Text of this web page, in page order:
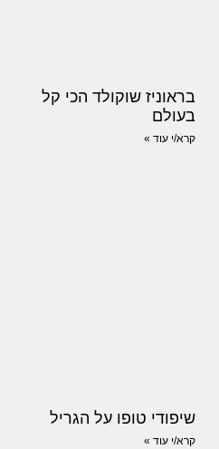
בראוניז שוקולד הכי קל
בעולם
קרא/י עוד »
שיפודי טופו על הגריל
קרא/י עוד »